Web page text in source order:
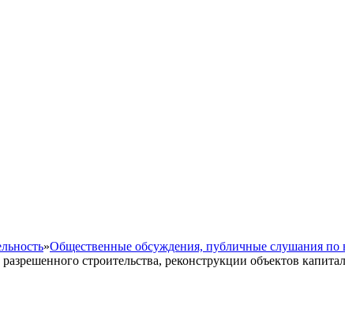
»Общественные обсуждения, публичные слушания по
строительства, реконструкции объектов